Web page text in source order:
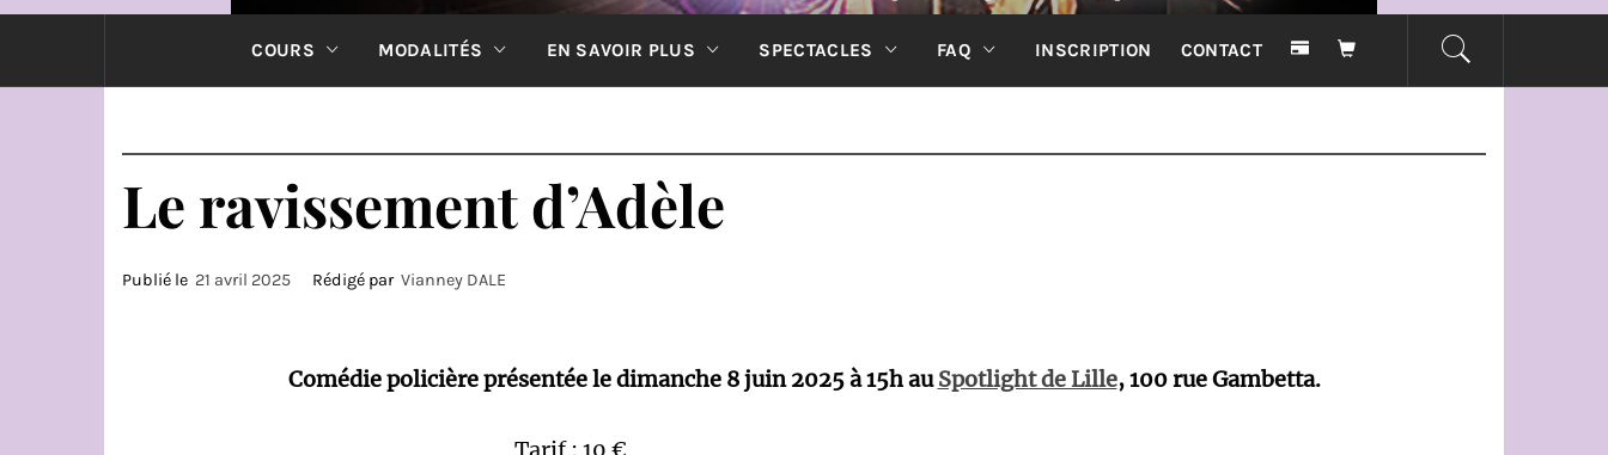
COURS DE THÉÂTRE THE
V-
COURS MODALITÉS EN SAVOIR PLUS SPECTACLES FAQ INSCRIPTION CONTACT
Le ravissement d’Adèle
Publié le 21 avril 2025 Rédigé par Vianney DALE
Comédie policière présentée le dimanche 8 juin 2025 à 15h auSpotlight de Lille, 100 rue Gambetta.